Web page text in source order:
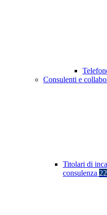
Consulenti e
Titolari di
consulenza 22